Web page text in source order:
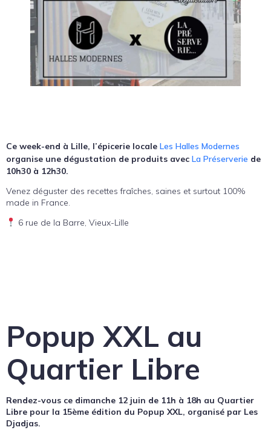
Ce week-end à Lille, l’épicerie locale Les Halles Modernes
organise une dégustation de produits avec La Préserverie de
10h30 à 12h30.
Venez déguster des recettes fraîches, saines et surtout 100%
made in France.
6 rue de la Barre, Vieux-Lille
Popup XXL au
Quartier Libre
Rendez-vous ce dimanche 12 juin de 11h à 18h au Quartier
Libre pour la 15ème édition du Popup XXL, organisé par Les
Djadjas.